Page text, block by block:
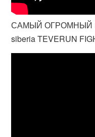
САМЫЙ ОГРОМНЫЙ
siberia TEVERUN